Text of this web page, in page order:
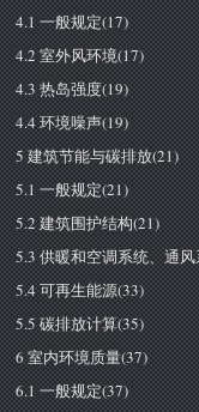
4.1 一般规定(17)
4.2 室外风环境(17)
4.3 热岛强度(19)
4.4 环境噪声(19)
5 建筑节能与碳排放(21)
5.1 一般规定(21)
5.2 建筑围护结构(21)
5.4 可再生能源(33)
5.5 碳排放计算(35)
6 室内环境质量(37)
6.1 一般规定(37)